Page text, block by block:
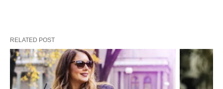
RELATED POST